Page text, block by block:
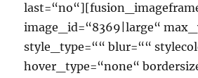
image_id=“8369|large“
style_type=““ blur=““
hover_type=“none“